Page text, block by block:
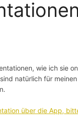
wie ich sie
natürlich für
über die App,